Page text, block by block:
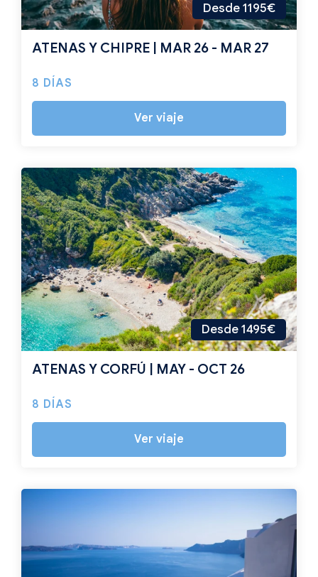
Desde 1195€
ATENAS Y CHIPRE | MAR 26 - MAR 27
8 DÍAS
Ver viaje
Desde 1495€
ATENAS Y CORFÚ | MAY - OCT 26
8 DÍAS
Ver viaje